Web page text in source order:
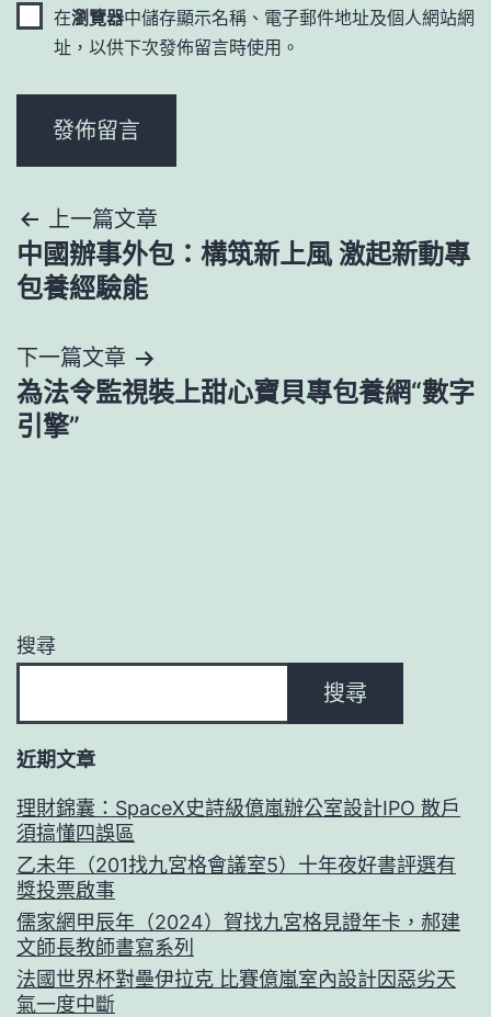
在瀏覽器中儲存顯示名稱、電子郵件地址及個人網站網
址，以供下次發佈留言時使用。
文
章
覽
上一篇文章
中國辦事外包：構筑新上風 激起新動專
包養經驗能
下一篇文章
為法令監視裝上甜心寶貝專包養網“數字
引擎”
搜尋
搜尋
近期文章
理財錦囊：SpaceX史詩級億嵐辦公室設計IPO 散戶
須搞懂四誤區
乙未年（201找九宮格會議室5）十年夜好書評選有
獎投票啟事
儒家網甲辰年（2024）賀找九宮格見證年卡，郝建
文師長教師書寫系列
法國世界杯對壘伊拉克 比賽億嵐室內設計因惡劣天
氣一度中斷